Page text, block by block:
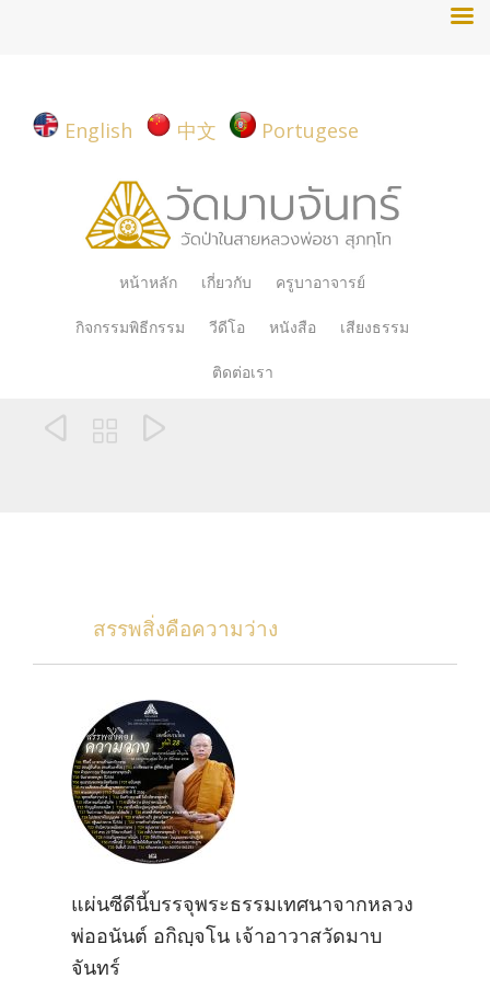
English 中文 Portugese
Skip
content
หน้าหลัก เกี่ยวกับ ครูบาอาจารย์
กิจกรรมพิธีกรรม วีดีโอ หนังสือ เสียงธรรม
ติดต่อเรา
  
สรรพสิ่งคือความว่าง
แผ่นซีดีนี้บรรจุพระธรรมเทศนาจากหลวง
พ่ออนันต์ อกิญฺจโน เจ้าอาวาสวัดมาบ
จันทร์